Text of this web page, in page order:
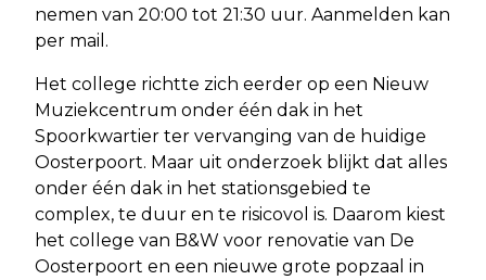
nemen van 20:00 tot 21:30 uur. Aanmelden kan
per mail.
Het college richtte zich eerder op een Nieuw
Muziekcentrum onder één dak in het
Spoorkwartier ter vervanging van de huidige
Oosterpoort. Maar uit onderzoek blijkt dat alles
onder één dak in het stationsgebied te
complex, te duur en te risicovol is. Daarom kiest
het college van B&W voor renovatie van De
Oosterpoort en een nieuwe grote popzaal in